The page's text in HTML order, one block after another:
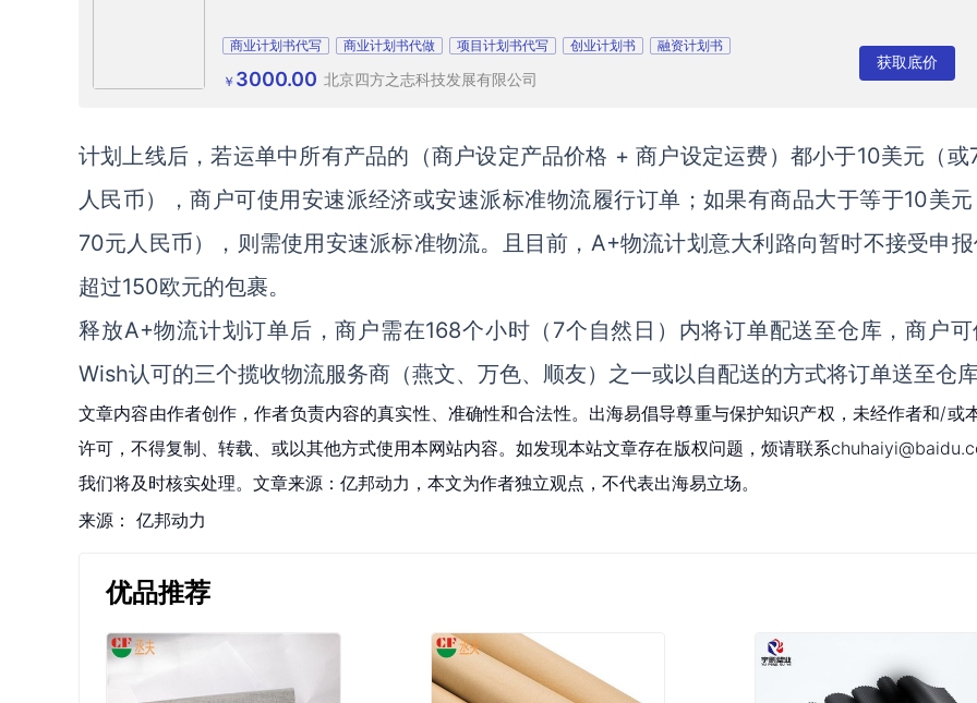
商业计划书代写 商业计划书代做 项目计划书代写 创业计划书 融资计划书
￥ 3000.00 北京四方之志科技发展有限公司
获取底价
计划上线后，若运单中所有产品的（商户设定产品价格 + 商户设定运费）都小于10美元（或
人民币），商户可使用安速派经济或安速派标准物流履行订单；如果有商品大于等于10美
70元人民币），则需使用安速派标准物流。且目前，A+物流计划意大利路向暂时不接受申
超过150欧元的包裹。
释放A+物流计划订单后，商户需在168个小时（7个自然日）内将订单配送至仓库，商户可
Wish认可的三个揽收物流服务商（燕文、万色、顺友）之一或以自配送的方式将订单送至仓库
文章内容由作者创作，作者负责内容的真实性、准确性和合法性。出海易倡导尊重与保护知识产权，未经作者和/或
许可，不得复制、转载、或以其他方式使用本网站内容。如发现本站文章存在版权问题，烦请联系
我们将及时核实处理。文章来源：亿邦动力，本文为作者独立观点，不代表出海易立场。
来源： 亿邦动力
优品推荐